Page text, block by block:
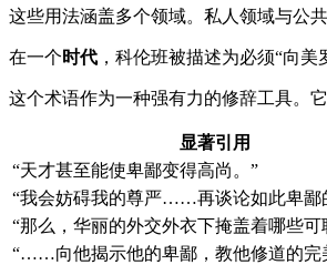
这些用法涵盖多个领域。私人领域与公
在一个 时代 ，科伦班被描述为必须“向
这个术语作为一种强有力的修辞工具。
显著引用
“天才甚至能使卑鄙变得高尚。”
“我会妨碍我的尊严……再谈论如此卑鄙
“那么，华丽的外交外衣下掩盖着哪些可
“……向他揭示他的卑鄙，教他修道的完